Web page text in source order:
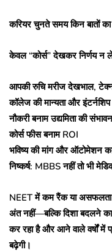
करियर चुनते समय किन बातों
केवल “कोर्स” देखकर निर्णय न
आपकी रुचि मरीज देखभाल,
कॉलेज की मान्यता और
नौकरी बनाम उद्यमिता की
कोर्स फीस बनाम ROI
भविष्य की मांग और ऑटोमेशन
निष्कर्ष: MBBS नहीं तो भी
NEET में कम रैंक या असफलता
अंत नहीं—बल्कि दिशा बदलने
कर रहा है और आने वाले वर्षों में
बढ़ेगी।